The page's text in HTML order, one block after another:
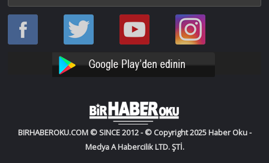
Haber
Oku
Haber
Oku
Bir
Haber
YouTube
Bir
Haber
Instagram
BIRHABEROKU.COM © SINCE 2012 - © Copyright 2025 Haber Oku -
Medya A Habercilik LTD. ŞTİ.